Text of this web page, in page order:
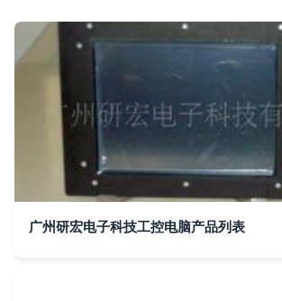
广州研宏电子科技工控电脑产品列表